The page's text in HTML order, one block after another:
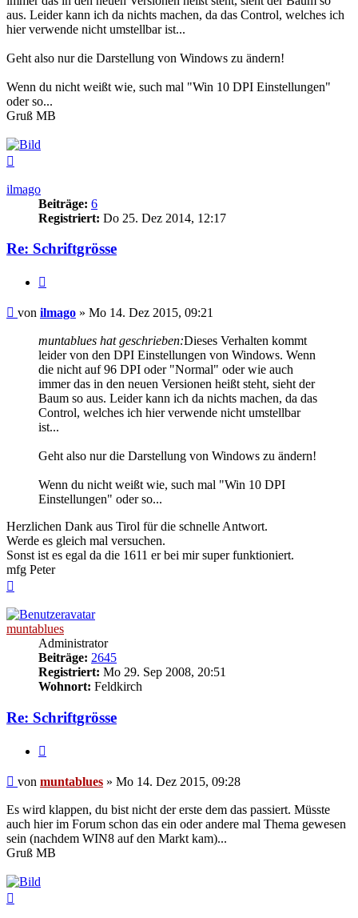
aus. Leider kann ich da nichts machen, da das Control, welches ich
hier verwende nicht umstellbar ist...
Geht also nur die Darstellung von Windows zu ändern!
Wenn du nicht weißt wie, such mal "Win 10 DPI Einstellungen"
oder so...
Gruß MB
ilmago
Beiträge: 6
Registriert: Do 25. Dez 2014, 12:17
Re: Schriftgrösse
Beitrag
von ilmago » Mo 14. Dez 2015, 09:21
muntablues hat geschrieben:Dieses Verhalten kommt
leider von den DPI Einstellungen von Windows. Wenn
die nicht auf 96 DPI oder "Normal" oder wie auch
immer das in den neuen Versionen heißt steht, sieht der
Baum so aus. Leider kann ich da nichts machen, da das
Control, welches ich hier verwende nicht umstellbar
ist...
Geht also nur die Darstellung von Windows zu ändern!
Wenn du nicht weißt wie, such mal "Win 10 DPI
Einstellungen" oder so...
Herzlichen Dank aus Tirol für die schnelle Antwort.
Werde es gleich mal versuchen.
Sonst ist es egal da die 1611 er bei mir super funktioniert.
mfg Peter
muntablues
Administrator
Beiträge: 2645
Registriert: Mo 29. Sep 2008, 20:51
Wohnort: Feldkirch
Re: Schriftgrösse
Beitrag
von muntablues » Mo 14. Dez 2015, 09:28
Es wird klappen, du bist nicht der erste dem das passiert. Müsste
auch hier im Forum schon das ein oder andere mal Thema gewesen
sein (nachdem WIN8 auf den Markt kam)...
Gruß MB